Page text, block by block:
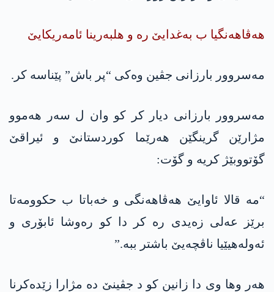
ھەڤاھەنگیا ب بەغدایێ رە و ھلبەرینا ئامەریکایێ
مەسروور بارزانی جڤین وەکی “پر باش” پێناسە کر.
مەسروور بارزانی دیار کر کو وان ل سەر ھەموو
مژارێن گرینگێن ھەرێما کوردستانێ و ئیراقێ
گۆتووبێژ کریە و گۆت:
“مە قالا ئاوایێ ھەڤاھەنگی و خەباتا ب حکوومەتا
برێز عەلی زەیدی رە کر دا کو رەوشا ئابۆری و
ئەولەھیێیا ناڤچەیێ باشتر ببە.”
ھەر وھا وی دا زانین کو د جڤینێ دە مژارا زێدەکرنا